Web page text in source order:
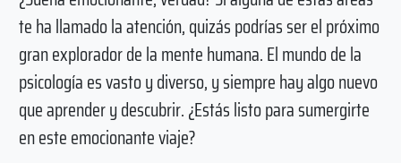
te ha llamado la atención, quizás podrías ser el próximo
gran explorador de la mente humana. El mundo de la
psicología es vasto y diverso, y siempre hay algo nuevo
que aprender y descubrir. ¿Estás listo para sumergirte
en este emocionante viaje?